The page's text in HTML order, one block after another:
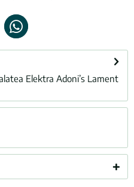
Elektra Adoni’s Lament